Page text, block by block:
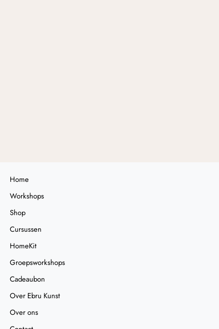
Home
Workshops
Shop
Cursussen
HomeKit
Groepsworkshops
Cadeaubon
Over Ebru Kunst
Over ons